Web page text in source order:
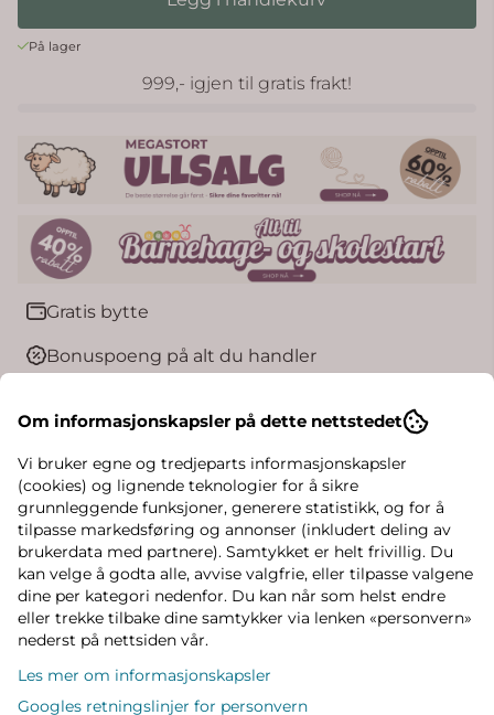
På lager
999,- igjen til gratis frakt!
Gratis bytte
Bonuspoeng på alt du handler
Informasjon
En klassisk poloskjorte som passer like godt til
skole og barnehage som til bursdager og
familiebesøk. Den myke jerseykvaliteten føles
behagelig mot huden og gir god bevegelsesfrihet
gjennom hele dagen.
Polokragen og knappene i halsen gir et tidløst og
Om informasjonskapsler på dette nettstedet
Vi bruker egne og tredjeparts informasjonskapsler
(cookies) og lignende teknologier for å sikre
grunnleggende funksjoner, generere statistikk, og for å
tilpasse markedsføring og annonser (inkludert deling av
brukerdata med partnere). Samtykket er helt frivillig. Du
kan velge å godta alle, avvise valgfrie, eller tilpasse valgene
dine per kategori nedenfor. Du kan når som helst endre
eller trekke tilbake dine samtykker via lenken «personvern»
nederst på nettsiden vår.
Les mer om informasjonskapsler
Googles retningslinjer for personvern